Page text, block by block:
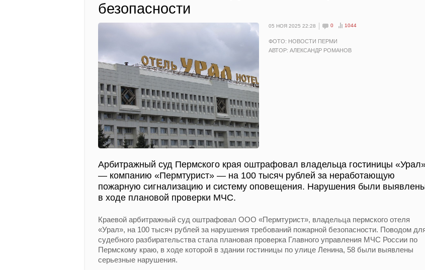
безопасности
05 НОЯ 2025 22:28 0 1044
ФОТО: НОВОСТИ ПЕРМИ
АВТОР: АЛЕКСАНДР РОМАНОВ
Арбитражный суд Пермского края оштрафовал владельца гостиницы
— компанию «Пермтурист» — на 100 тысяч рублей за неработающую
пожарную сигнализацию и систему оповещения. Нарушения были
в ходе плановой проверки МЧС.
Краевой арбитражный суд оштрафовал ООО «Пермтурист», владельца пермского отеля
«Урал», на 100 тысяч рублей за нарушения требований пожарной безопасности. Поводом
судебного разбирательства стала плановая проверка Главного управления МЧС России по
Пермскому краю, в ходе которой в здании гостиницы по улице Ленина, 58 были выявлены
серьезные нарушения.